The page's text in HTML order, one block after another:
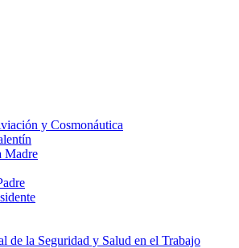
y Cosmonáutica
Madre
de la Seguridad y Salud en el Trabajo